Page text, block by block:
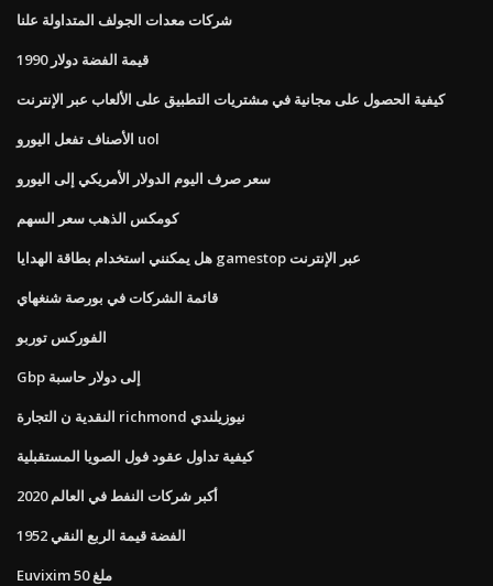
شركات معدات الجولف المتداولة علنا
قيمة الفضة دولار 1990
كيفية الحصول على مجانية في مشتريات التطبيق على الألعاب عبر الإنترنت
الأصناف تفعل اليورو uol
سعر صرف اليوم الدولار الأمريكي إلى اليورو
كومكس الذهب سعر السهم
هل يمكنني استخدام بطاقة الهدايا gamestop عبر الإنترنت
قائمة الشركات في بورصة شنغهاي
الفوركس توربو
Gbp إلى دولار حاسبة
النقدية ن التجارة richmond نيوزيلندي
كيفية تداول عقود فول الصويا المستقبلية
أكبر شركات النفط في العالم 2020
1952 الفضة قيمة الربع النقي
Euvixim 50 ملغ